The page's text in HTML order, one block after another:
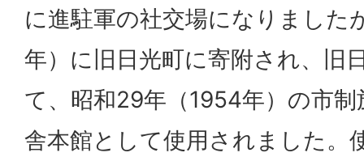
に進駐軍の社交場になりました
年）に旧日光町に寄附され、旧
て、昭和29年（1954年）の市
舎本館として使用されました。